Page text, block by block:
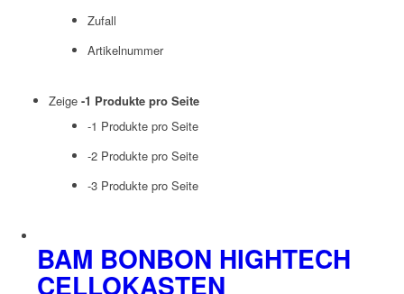
Zufall
Artikelnummer
Zeige -1 Produkte pro Seite
-1 Produkte pro Seite
-2 Produkte pro Seite
-3 Produkte pro Seite
BAM BONBON HIGHTECH
CELLOKASTEN